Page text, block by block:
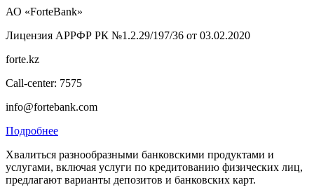
АО «ForteBank»
Лицензия АРРФР РК №1.2.29/197/36 от 03.02.2020
forte.kz
Call-center: 7575
info@fortebank.com
Подробнее
Хвалиться разнообразными банковскими продуктами и
услугами, включая услуги по кредитованию физических лиц,
предлагают варианты депозитов и банковских карт.